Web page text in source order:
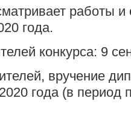
работы и
года.
конкурса: 9
вручение
года (в период